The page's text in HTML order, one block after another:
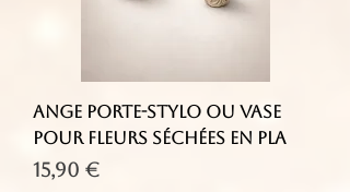
Ange Porte-stylo ou vase
pour fleurs séchées en PLA
Precio
15,90 €